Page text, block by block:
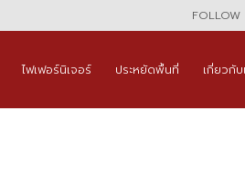
FOLLOW
ไฟเฟอร์นิเจอร์ ประหยัดพื้นที่ เกี่ยวกับ